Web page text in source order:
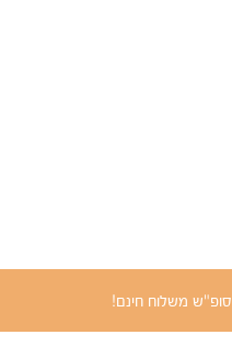
סופ"ש משלוח חינם!